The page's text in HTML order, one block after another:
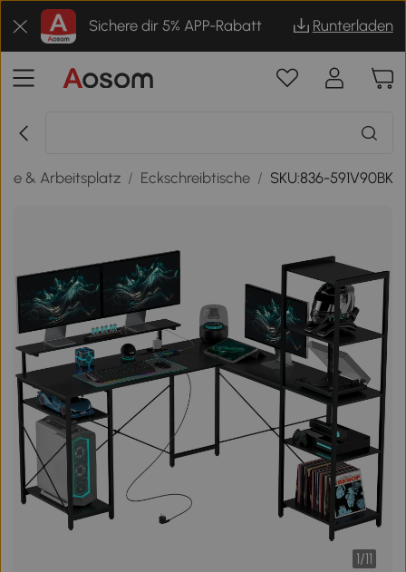
Sichere dir 5% APP-Rabatt Runterladen
& Arbeitsplatz / Eckschreibtische / SKU:836-591V90BK
1/11